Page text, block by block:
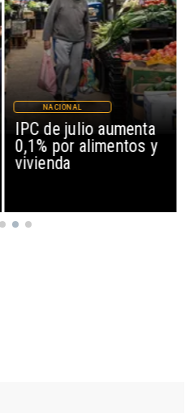
Joaquín Lavín León
sale en silencio tras
revocación de medida
NACIONAL